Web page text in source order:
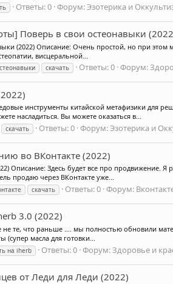
Ответы: 0 Форум:Эзотерика и
Поверь в свои остеонавыки
(2022) Описание: Очень простой, но при этом
висцеральной...
скачать Ответы: 0 Форум:
инструменты китайской метафизики для
насладиться. Вы можете оказаться в...
скачать Ответы: 0 Форум:Эзотерика и
во ВКонтакте (2022)
Описание: Здесь будет все про продвижение. Я
продаю через ВКонтакте уже...
скачать Ответы: 0 Форум:
3.0 (2022)
те, что раньше …. мы полностью обновили
(супер масла для готовки...
на iherb Ответы: 0 Форум:Здоровье и
от Леди для Леди (2022)